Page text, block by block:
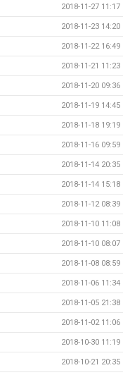
2018-11-27 11:17
2018-11-23 14:20
2018-11-22 16:49
2018-11-21 11:23
2018-11-20 09:36
2018-11-19 14:45
2018-11-18 19:19
2018-11-16 09:59
2018-11-14 20:35
2018-11-14 15:18
2018-11-12 08:39
2018-11-10 11:08
2018-11-10 08:07
2018-11-08 08:59
2018-11-06 11:34
2018-11-05 21:38
2018-11-02 11:06
2018-10-30 11:19
2018-10-21 20:35